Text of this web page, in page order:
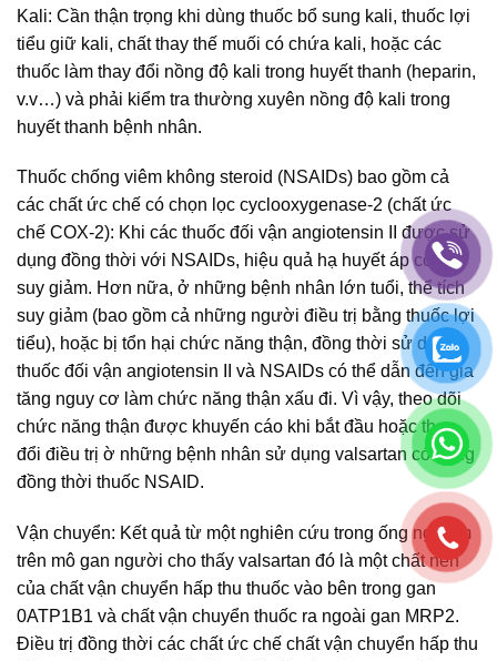
Kali: Cần thận trọng khi dùng thuốc bổ sung kali, thuốc lợi
tiểu giữ kali, chất thay thế muối có chứa kali, hoặc các
thuốc làm thay đổi nồng độ kali trong huyết thanh (heparin,
v.v…) và phải kiểm tra thường xuyên nồng độ kali trong
huyết thanh bệnh nhân.
Thuốc chống viêm không steroid (NSAIDs) bao gồm cả
các chất ức chế có chọn lọc cyclooxygenase-2 (chất ức
chế COX-2): Khi các thuốc đối vận angiotensin II được sử
dụng đồng thời với NSAIDs, hiệu quả hạ huyết áp có thể
suy giảm. Hơn nữa, ở những bệnh nhân lớn tuổi, thể tích
suy giảm (bao gồm cả những người điều trị bằng thuốc lợi
tiểu), hoặc bị tổn hại chức năng thận, đồng thời sử dụng
thuốc đối vận angiotensin II và NSAIDs có thể dẫn đến gia
tăng nguy cơ làm chức năng thận xấu đi. Vì vậy, theo dõi
chức năng thận được khuyến cáo khi bắt đầu hoặc thay
đổi điều trị ờ những bệnh nhân sử dụng valsartan có dùng
đồng thời thuốc NSAID.
Vận chuyển: Kết quả từ một nghiên cứu trong ống nghiệm
trên mô gan người cho thấy valsartan đó là một chất nền
của chất vận chuyển hấp thu thuốc vào bên trong gan
0ATP1B1 và chất vận chuyển thuốc ra ngoài gan MRP2.
Điều trị đồng thời các chất ức chế chất vận chuyển hấp thu